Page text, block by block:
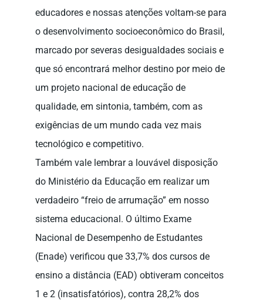
educadores e nossas atenções voltam-se para
o desenvolvimento socioeconômico do Brasil,
marcado por severas desigualdades sociais e
que só encontrará melhor destino por meio de
um projeto nacional de educação de
qualidade, em sintonia, também, com as
exigências de um mundo cada vez mais
tecnológico e competitivo.
Também vale lembrar a louvável disposição
do Ministério da Educação em realizar um
verdadeiro “freio de arrumação” em nosso
sistema educacional. O último Exame
Nacional de Desempenho de Estudantes
(Enade) verificou que 33,7% dos cursos de
ensino a distância (EAD) obtiveram conceitos
1 e 2 (insatisfatórios), contra 28,2% dos